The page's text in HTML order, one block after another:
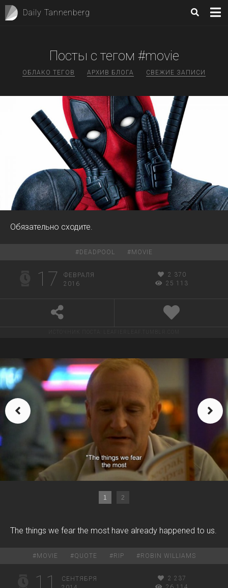
Daily Tannenberg
Посты с тегом #movie
ОБЛАКО ТЕГОВ АРХИВ БЛОГА СВЕЖИЕ ЗАПИСИ
Обязательно сходите.
# DEADPOOL # MOVIE
17
ФЕВРАЛЯ
2016
2 370
25 113
1 2
The things we fear the most have already happened to us.
# MOVIE #QUOTE # RIP # ROBIN WILLIAMS
11
СЕНТЯБРЯ
2 237